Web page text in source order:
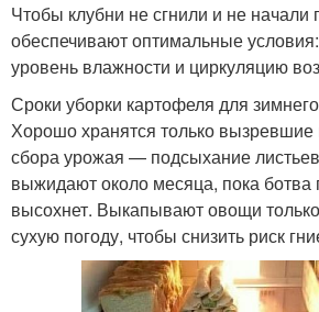
Чтобы клубни не сгнили и не начали
обеспечивают оптимальные
уровень влажности и циркуляцию
Сроки уборки картофеля для
Хорошо хранятся только вызревшие
сбора урожая — подсыхание
выжидают около месяца, пока ботва
высохнет. Выкапывают овощи
сухую погоду, чтобы снизить риск